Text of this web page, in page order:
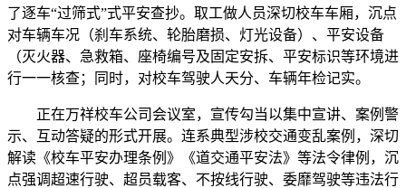
了逐车“过筛式”式平安查抄。取工做人员深切校车车厢，沉点
对车辆车况（刹车系统、轮胎磨损、灯光设备）、平安设备
（灭火器、急救箱、座椅编号及固定安拆、平安标识等环境进
行一一核查；同时，对校车驾驶人天分、车辆年检记实。
正在万祥校车公司会议室，宣传勾当以集中宣讲、案例警
示、互动答疑的形式开展。连系典型涉校交通变乱案例，深切
解读《校车平安办理条例》《道交通平安法》等法令律例，沉
点强调超速行驶、超员载客、不按线行驶、委靡驾驶等违法行